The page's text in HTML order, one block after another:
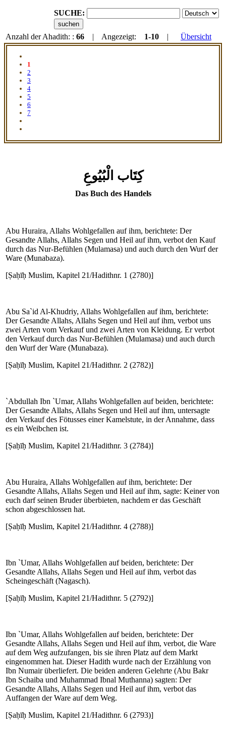
SUCHE:
Anzahl der Ahadith: : 66 | Angezeigt: 1-10 | Übersicht
1
2
3
4
5
6
7
كِتَاب الْبُيُوعِ
Das Buch des Handels
Abu Huraira, Allahs Wohlgefallen auf ihm, berichtete: Der
Gesandte Allahs, Allahs Segen und Heil auf ihm, verbot den Kauf
durch das Nur-Befühlen (Mulamasa) und auch durch den Wurf der
Ware (Munabaza).
[Ṣaḥīḥ Muslim, Kapitel 21/Hadithnr. 1 (2780)]
Abu Sa`id Al-Khudriy, Allahs Wohlgefallen auf ihm, berichtete:
Der Gesandte Allahs, Allahs Segen und Heil auf ihm, verbot uns
zwei Arten vom Verkauf und zwei Arten von Kleidung. Er verbot
den Verkauf durch das Nur-Befühlen (Mulamasa) und auch durch
den Wurf der Ware (Munabaza).
[Ṣaḥīḥ Muslim, Kapitel 21/Hadithnr. 2 (2782)]
`Abdullah Ibn `Umar, Allahs Wohlgefallen auf beiden, berichtete:
Der Gesandte Allahs, Allahs Segen und Heil auf ihm, untersagte
den Verkauf des Fötusses einer Kamelstute, in der Annahme, dass
es ein Weibchen ist.
[Ṣaḥīḥ Muslim, Kapitel 21/Hadithnr. 3 (2784)]
Abu Huraira, Allahs Wohlgefallen auf ihm, berichtete: Der
Gesandte Allahs, Allahs Segen und Heil auf ihm, sagte: Keiner von
euch darf seinen Bruder überbieten, nachdem er das Geschäft
schon abgeschlossen hat.
[Ṣaḥīḥ Muslim, Kapitel 21/Hadithnr. 4 (2788)]
Ibn `Umar, Allahs Wohlgefallen auf beiden, berichtete: Der
Gesandte Allahs, Allahs Segen und Heil auf ihm, verbot das
Scheingeschäft (Nagasch).
[Ṣaḥīḥ Muslim, Kapitel 21/Hadithnr. 5 (2792)]
Ibn `Umar, Allahs Wohlgefallen auf beiden, berichtete: Der
Gesandte Allahs, Allahs Segen und Heil auf ihm, verbot, die Ware
auf dem Weg aufzufangen, bis sie ihren Platz auf dem Markt
eingenommen hat. Dieser Hadith wurde nach der Erzählung von
Ibn Numair überliefert. Die beiden anderen Gelehrte (Abu Bakr
Ibn Schaiba und Muhammad Ibnal Muthanna) sagten: Der
Gesandte Allahs, Allahs Segen und Heil auf ihm, verbot das
Auffangen der Ware auf dem Weg.
[Ṣaḥīḥ Muslim, Kapitel 21/Hadithnr. 6 (2793)]